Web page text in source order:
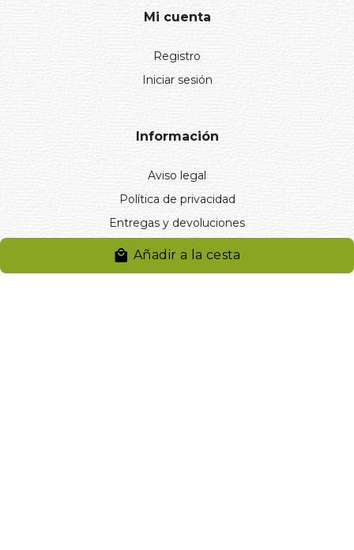
Añadir a la cesta
Mi cuenta
Registro
Iniciar sesión
Información
Aviso legal
Política de privacidad
Entregas y devoluciones
Desistimiento
Desistimiento de compra